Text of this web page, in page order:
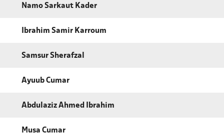
Namo Sarkaut Kader
Ibrahim Samir Karroum
Samsur Sherafzal
Ayuub Cumar
Abdulaziz Ahmed Ibrahim
Musa Cumar